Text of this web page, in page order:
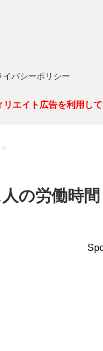
イバシーポリシー
エイト広告を利用して
>
の労働時間